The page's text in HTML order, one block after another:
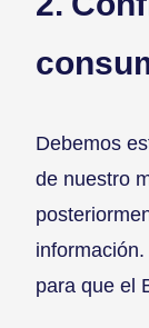
Debemos
de nuestro
para que el